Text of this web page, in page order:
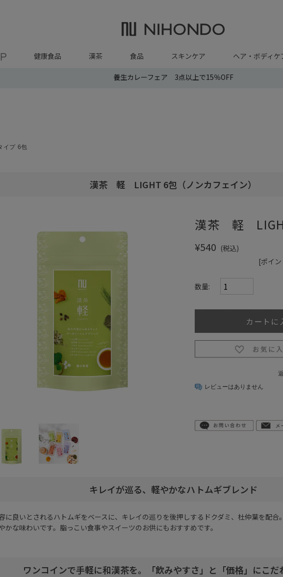
健康食品 漢茶 食品 スキンケア ヘア・ボディケ
養生カレーフェア 3点以上で15％OFF
イプ 6包
漢茶 軽 LIGHT 6包（ノンカフェイン）
漢茶 軽
¥540 (税込)
[ポイ
数量:
レビューはありません
キレイが巡る、軽やかなハトムギブレンド
に良いとされるハトムギをベースに、キレイの巡りを後押しするドクダミ、杜仲葉を配合
かな味わいです。脂っこい食事やスイーツのお供にもおすすめです。
ワンコインで手軽に和漢茶を。「飲みやすさ」と「価格」にこだ